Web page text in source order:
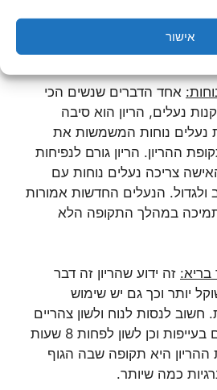
אישור
או לליכלוך היכול להזיק להריון.
במטלות ולהעבירן לגבר.
אחד הדברים שנשים הכי
נעלים, הריון הוא סיבה
נעלים נוחות המשמשות את
ההריון. הריון גורם לנפיחות
צריכה נעלים נוחות עם
ולגדול. הנעלים החדשות אמורות
במהלך התקופה הלא
בריא: זה ידוע שהריון זה דבר
יותר וכך גם יש שימוש
חשוב לנסות לנוח ולשון צהריים
כאשר מרגישים בעייפות וכן לשון לפחות 8 שעות
היא תקופה שבה הגוף
כמה שיותר.